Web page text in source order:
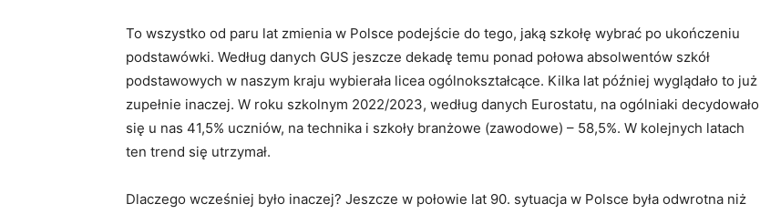
To wszystko od paru lat zmienia w Polsce podejście do tego, jaką szkołę wybrać po ukończeniu
podstawówki. Według danych GUS jeszcze dekadę temu ponad połowa absolwentów szkół
podstawowych w naszym kraju wybierała licea ogólnokształcące. Kilka lat później wyglądało to już
zupełnie inaczej. W roku szkolnym 2022/2023, według danych Eurostatu, na ogólniaki decydowało
się u nas 41,5% uczniów, na technika i szkoły branżowe (zawodowe) – 58,5%. W kolejnych latach
ten trend się utrzymał.
Dlaczego wcześniej było inaczej? Jeszcze w połowie lat 90. sytuacja w Polsce była odwrotna niż